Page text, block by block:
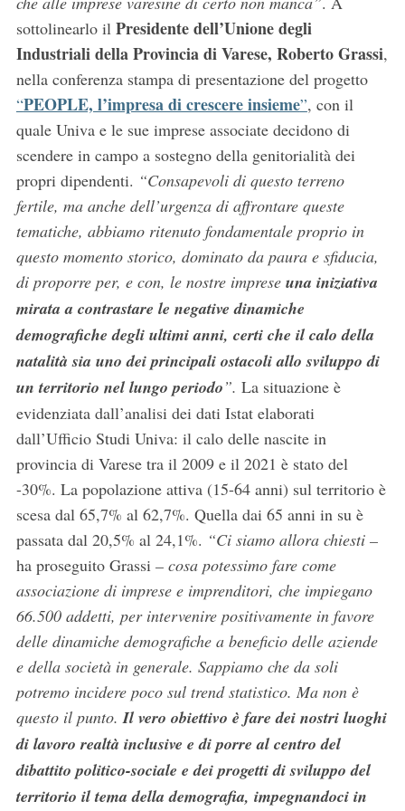
sottolinearlo il Presidente dell’Unione degli
Industriali della Provincia di Varese, Roberto Grassi,
nella conferenza stampa di presentazione del progetto
“PEOPLE, l’impresa di crescere insieme”, con il
quale Univa e le sue imprese associate decidono di
scendere in campo a sostegno della genitorialità dei
propri dipendenti. “Consapevoli di questo terreno
fertile, ma anche dell’urgenza di affrontare queste
tematiche, abbiamo ritenuto fondamentale proprio in
questo momento storico, dominato da paura e sfiducia,
di proporre per, e con, le nostre imprese una iniziativa
mirata a contrastare le negative dinamiche
demografiche degli ultimi anni, certi che il calo della
natalità sia uno dei principali ostacoli allo sviluppo di
un territorio nel lungo periodo”. La situazione è
evidenziata dall’analisi dei dati Istat elaborati
dall’Ufficio Studi Univa: il calo delle nascite in
provincia di Varese tra il 2009 e il 2021 è stato del
-30%. La popolazione attiva (15-64 anni) sul territorio è
scesa dal 65,7% al 62,7%. Quella dai 65 anni in su è
passata dal 20,5% al 24,1%. “Ci siamo allora chiesti –
ha proseguito Grassi– cosa potessimo fare come
associazione di imprese e imprenditori, che impiegano
66.500 addetti, per intervenire positivamente in favore
delle dinamiche demografiche a beneficio delle aziende
e della società in generale. Sappiamo che da soli
potremo incidere poco sul trend statistico. Ma non è
questo il punto.Il vero obiettivo è fare dei nostri luoghi
di lavoro realtà inclusive e di porre al centro del
dibattito politico-sociale e dei progetti di sviluppo del
territorio il tema della demografia, impegnandoci in